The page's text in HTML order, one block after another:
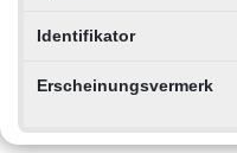
Identifikator
Erscheinungsvermerk